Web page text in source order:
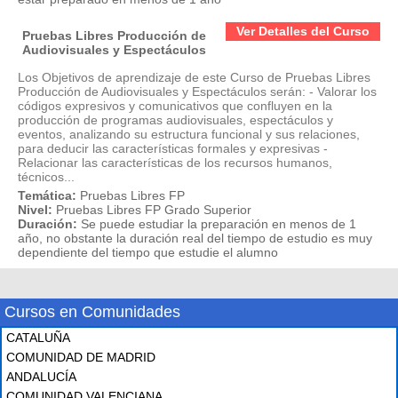
Ver Detalles del Curso
Pruebas Libres Producción de
Audiovisuales y Espectáculos
Los Objetivos de aprendizaje de este Curso de Pruebas Libres
Producción de Audiovisuales y Espectáculos serán: - Valorar los
códigos expresivos y comunicativos que confluyen en la
producción de programas audiovisuales, espectáculos y
eventos, analizando su estructura funcional y sus relaciones,
para deducir las características formales y expresivas -
Relacionar las características de los recursos humanos,
técnicos...
Temática: Pruebas Libres FP
Nivel: Pruebas Libres FP Grado Superior
Duración: Se puede estudiar la preparación en menos de 1
año, no obstante la duración real del tiempo de estudio es muy
dependiente del tiempo que estudie el alumno
Cursos en Comunidades
CATALUÑA
COMUNIDAD DE MADRID
ANDALUCÍA